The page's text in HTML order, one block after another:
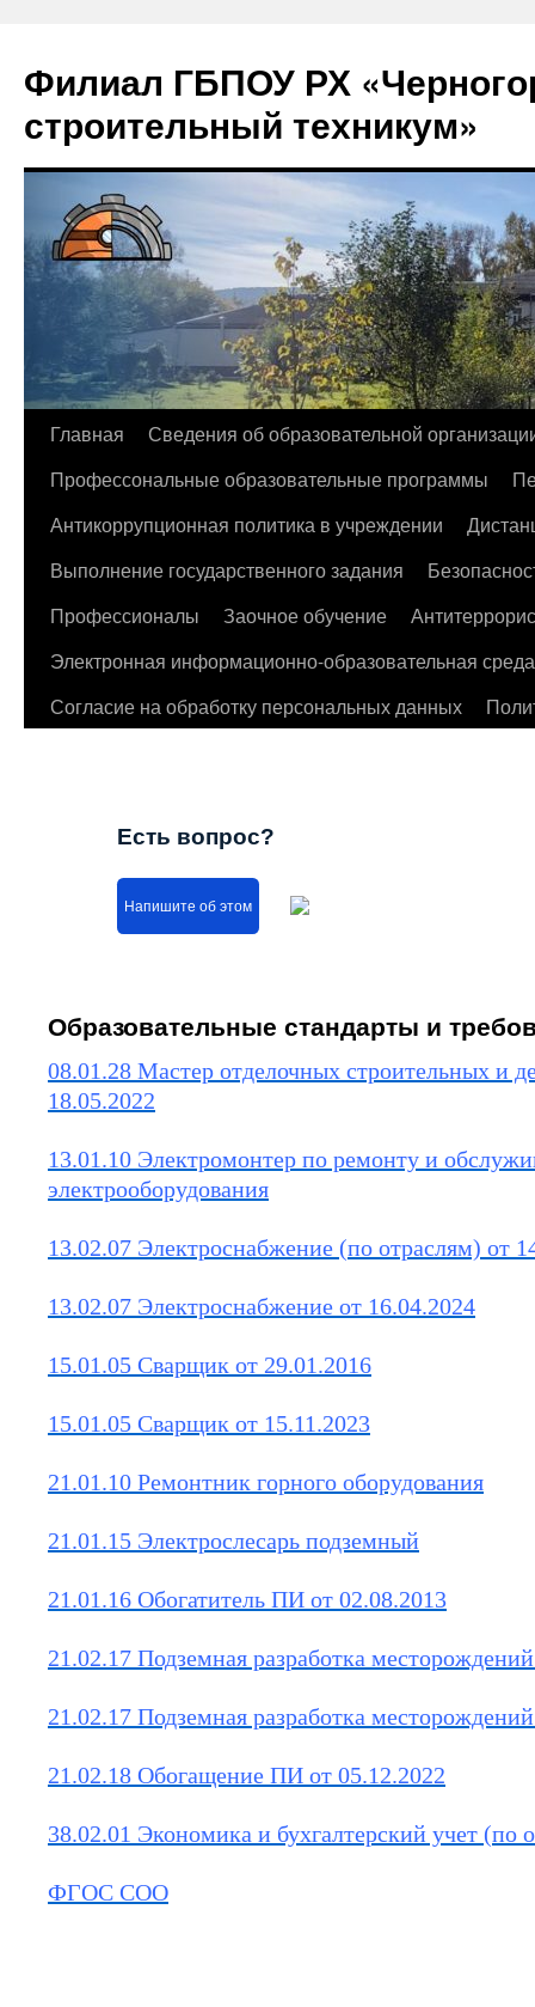
Филиал ГБПОУ РХ
строительный техникум»
Перейти
содержимому
Главная
Сведения об образовательной
Профессональные образовательные программы
Антикоррупционная политика в учреждении
Выполнение государственного задания
Профессионалы
Заочное обучение
Электронная информационно-образовательная среда
Согласие на обработку персональных данных
Есть вопрос?
Напишите об этом
Образовательные стандарты и
08.01.28 Мастер отделочных строительных и
18.05.2022
13.01.10 Электромонтер по ремонту и
электрооборудования
13.02.07 Электроснабжение (по отраслям) от
13.02.07 Электроснабжение от 16.04.2024
15.01.05 Сварщик от 29.01.2016
15.01.05 Сварщик от 15.11.2023
21.01.10 Ремонтник горного оборудования
21.01.15 Электрослесарь подземный
21.01.16 Обогатитель ПИ от 02.08.2013
21.02.17 Подземная разработка
21.02.17 Подземная разработка
21.02.18 Обогащение ПИ от 05.12.2022
38.02.01 Экономика и бухгалтерский учет (по
ФГОС СОО